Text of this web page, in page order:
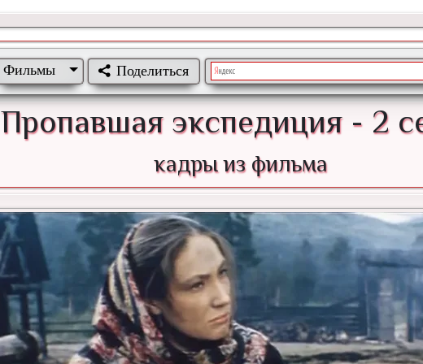
Фильмы Поделиться
Пропавшая экспедиция - 2
кадры из фильма